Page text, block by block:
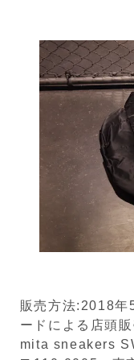
販売方法:2018年
ードによる店頭
mita sneakers